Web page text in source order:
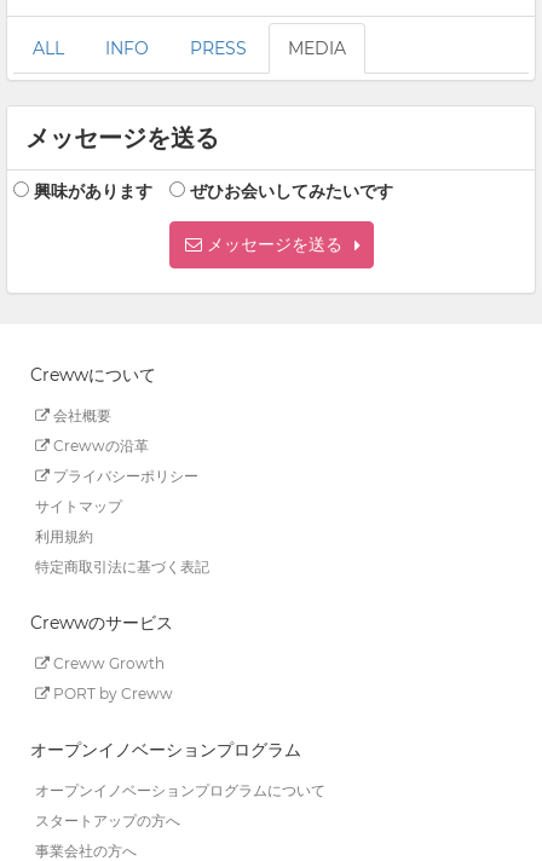
ALL INFO PRESS MEDIA
メッセージを送る
興味があります ぜひお会いしてみたいです
メッセージを送る
Crewwについて
会社概要
Crewwの沿革
プライバシーポリシー
サイトマップ
利用規約
特定商取引法に基づく表記
Crewwのサービス
Creww Growth
PORT by Creww
オープンイノベーションプログラム
オープンイノベーションプログラムについて
スタートアップの方へ
事業会社の方へ